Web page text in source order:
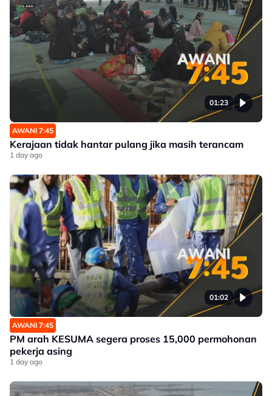
01:23
AWANI 7:45
Kerajaan tidak hantar pulang jika masih terancam
1 day ago
01:02
AWANI 7:45
PM arah KESUMA segera proses 15,000 permohonan
pekerja asing
1 day ago